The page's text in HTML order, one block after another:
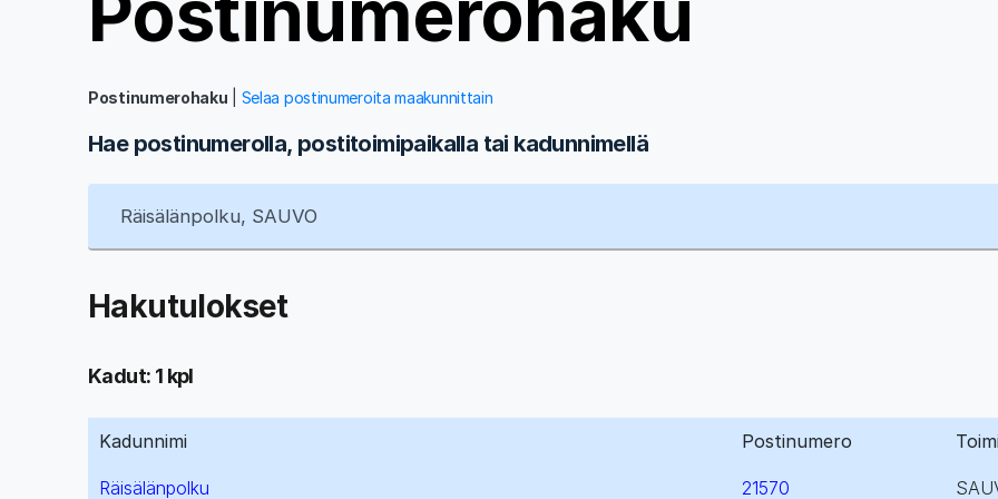
Postinumerohaku Selaa postinumeroita maakunnittain
Hae postinumerolla, postitoimipaikalla tai kadunnimellä
Hakutulokset
Kadut: 1 kpl
Kadunnimi Postinumero
Räisälänpolku 21570